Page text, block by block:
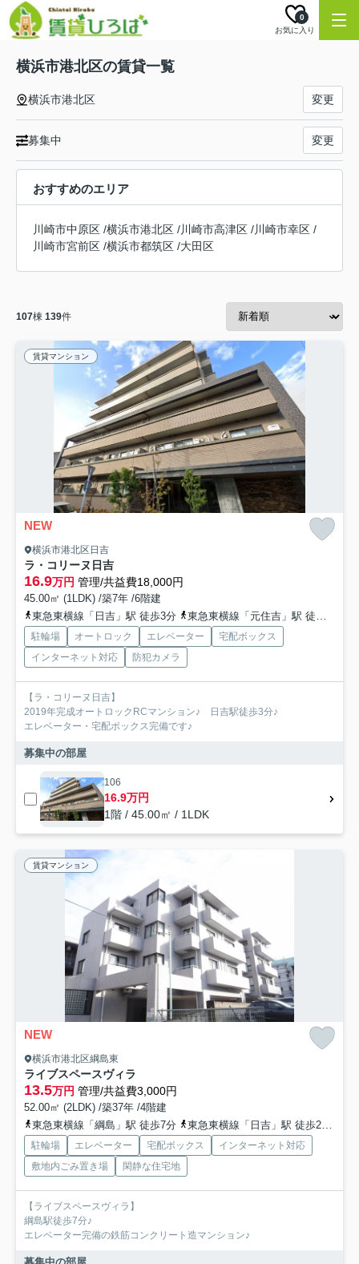
お気に入り
0
横浜市港北区の賃貸一覧
横浜市港北区 変更
募集中 変更
おすすめのエリア
川崎市中原区 /横浜市港北区 /川崎市高津区 /川崎市幸区 /
川崎市宮前区 /横浜市都筑区 /大田区
107棟 139件
賃貸マンション
NEW
横浜市港北区日吉
ラ・コリーヌ日吉
16.9万円 管理/共益費18,000円
45.00㎡ (1LDK) /築7年 /6階建
東急東横線「日吉」駅 徒歩3分
東急東横線「元住吉」駅 徒歩17分
駐輪場 オートロック エレベーター
宅配ボックス
インターネット対応
防犯カメラ
【ラ・コリーヌ日吉】
2019年完成オートロックRCマンション♪ 日吉駅徒歩3分♪
エレベーター・宅配ボックス完備です♪
募集中の部屋
106
16.9万円
1階 / 45.00㎡ / 1LDK
賃貸マンション
NEW
横浜市港北区綱島東
ライブスペースヴィラ
13.5万円 管理/共益費3,000円
52.00㎡ (2LDK) /築37年 /4階建
東急東横線「綱島」駅 徒歩7分
東急東横線「日吉」駅 徒歩27分
駐輪場 エレベーター 宅配ボックス
インターネット対応
敷地内ごみ置き場
閑静な住宅地
【ライブスペースヴィラ】
綱島駅徒歩7分♪
エレベーター完備の鉄筋コンクリート造マンション♪